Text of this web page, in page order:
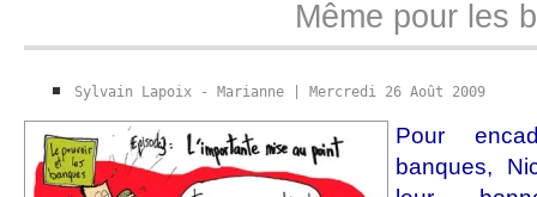
Même pour les
Sylvain Lapoix - Marianne | Mercredi 26 Août 2009
Pour
banques,